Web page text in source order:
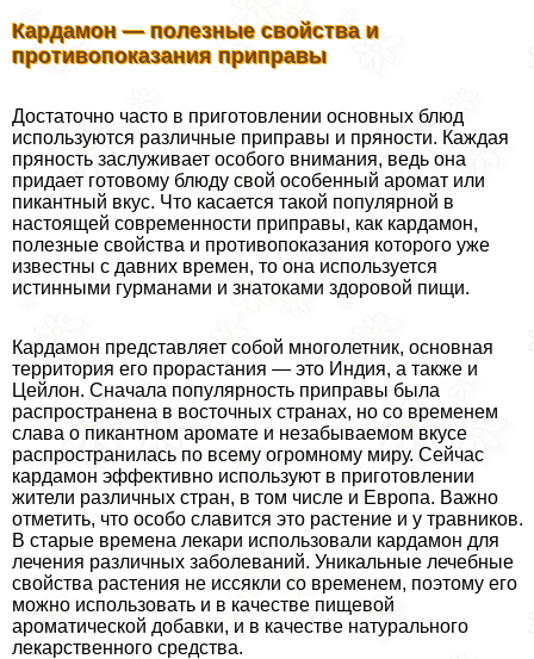
Кардамон — полезные свойства и
противопоказания приправы
Достаточно часто в приготовлении основных блюд
используются различные приправы и пряности. Каждая
пряность заслуживает особого внимания, ведь она
придает готовому блюду свой особенный аромат или
пикантный вкус. Что касается такой популярной в
настоящей современности приправы, как кардамон,
полезные свойства и противопоказания которого уже
известны с давних времен, то она используется
истинными гурманами и знатоками здоровой пищи.
Кардамон представляет собой многолетник, основная
территория его прорастания — это Индия, а также и
Цейлон. Сначала популярность приправы была
распространена в восточных странах, но со временем
слава о пикантном аромате и незабываемом вкусе
распространилась по всему огромному миру. Сейчас
кардамон эффективно используют в приготовлении
жители различных стран, в том числе и Европа. Важно
отметить, что особо славится это растение и у травников.
В старые времена лекари использовали кардамон для
лечения различных заболеваний. Уникальные лечебные
свойства растения не иссякли со временем, поэтому его
можно использовать и в качестве пищевой
ароматической добавки, и в качестве натурального
лекарственного средства.